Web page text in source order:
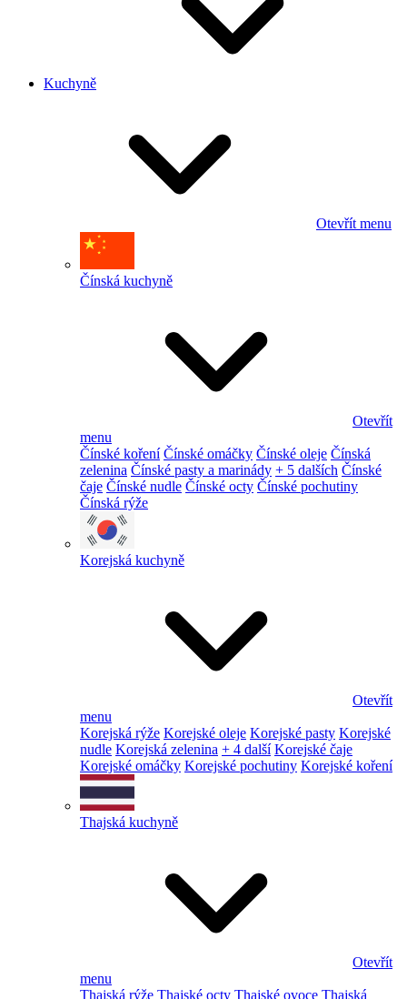
Kuchyně
Otevřít menu
Čínská kuchyně
Otevřít
menu
Čínské koření Čínské omáčky Čínské oleje Čínská
zelenina Čínské pasty a marinády + 5 dalších Čínské
čaje Čínské nudle Čínské octy Čínské pochutiny
Čínská rýže
Korejská kuchyně
Otevřít
menu
Korejská rýže Korejské oleje Korejské pasty Korejské
nudle Korejská zelenina + 4 další Korejské čaje
Korejské omáčky Korejské pochutiny Korejské koření
Thajská kuchyně
Otevřít
menu
Thajská rýže Thajské octy Thajské ovoce Thajská